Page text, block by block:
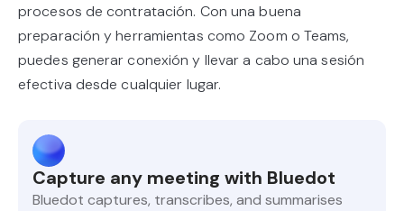
procesos de contratación. Con una buena
preparación y herramientas como Zoom o Teams,
puedes generar conexión y llevar a cabo una sesión
efectiva desde cualquier lugar.
Capture any meeting with Bluedot
Bluedot captures, transcribes, and summarises